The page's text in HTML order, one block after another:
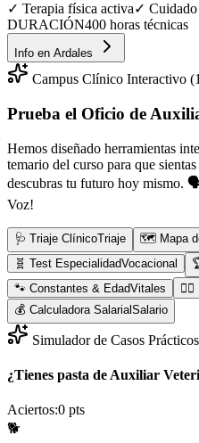
✓ Terapia física activa✓
DURACIÓN400 horas técnicas
Info en Ardales
Campus Clínico Interactivo
Prueba el Oficio de
Hemos diseñado herramientas
temario del curso para que
descubras tu futuro hoy mismo. 🗣️
Voz!
🩺 Triaje ClínicoTriaje 🗺️ Mapa
🧬 Test EspecialidadVocacional
🐾 Constantes & EdadVitales
💰 Calculadora SalarialSalario
Simulador de Casos Prácticos
¿Tienes pasta de Auxiliar
Aciertos:0 pts
🐕